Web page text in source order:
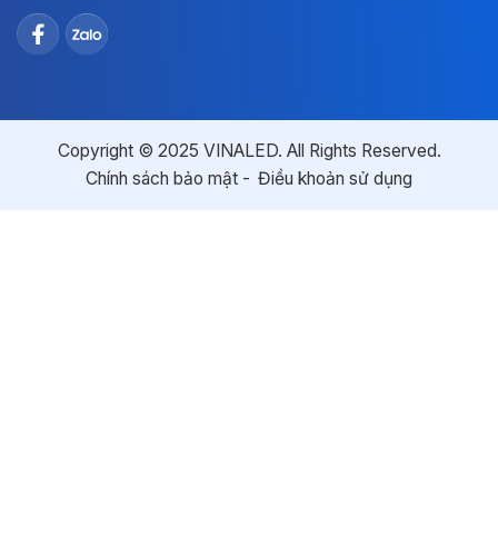
Copyright © 2025 VINALED. All Rights Reserved.
Chính sách bảo mật
Điều khoản sử dụng